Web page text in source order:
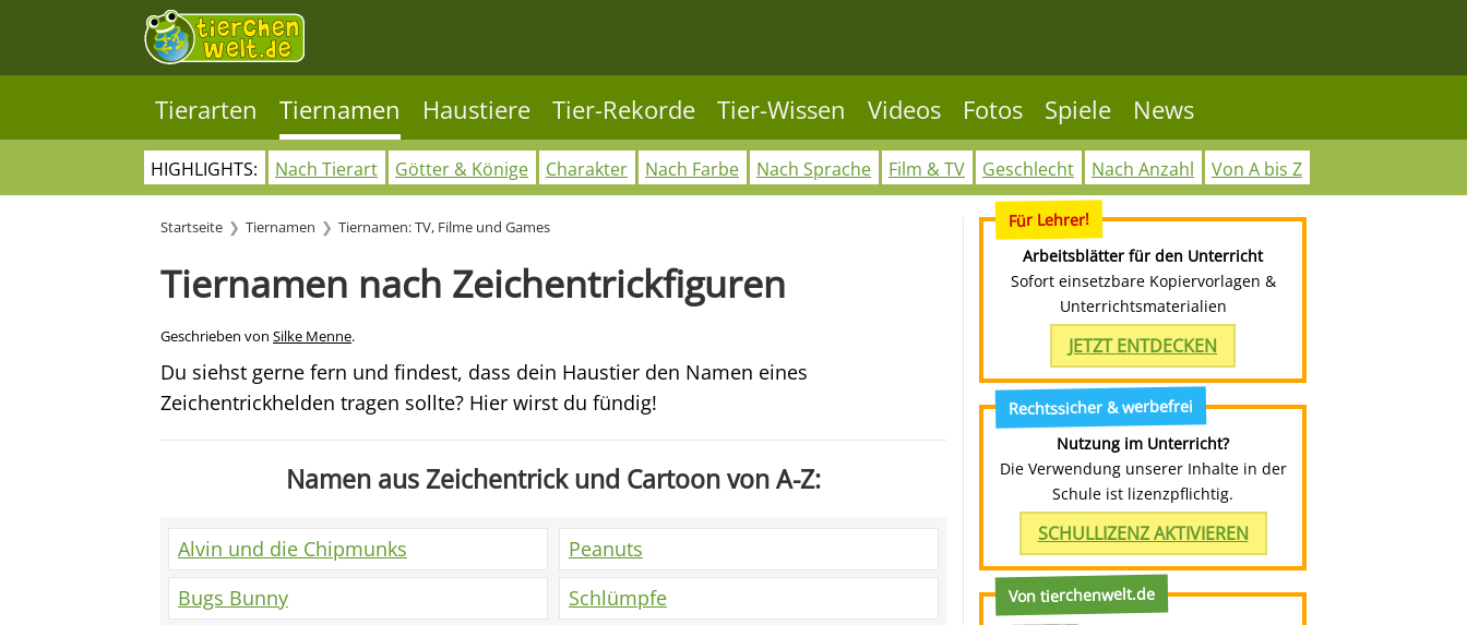
Tierarten Tiernamen Haustiere Tier-Rekorde Tier-Wissen Videos Fotos Spiele News
HIGHLIGHTS: Nach Tierart Götter & Könige Charakter Nach Farbe Nach Sprache Film & TV Geschlecht Nach Anzahl Von A bis Z
Startseite Tiernamen Tiernamen: TV, Filme und Games
Tiernamen nach Zeichentrickfiguren
Geschrieben von Silke Menne.
Du siehst gerne fern und findest, dass dein Haustier den Namen eines
Zeichentrickhelden tragen sollte? Hier wirst du fündig!
Namen aus Zeichentrick und Cartoon von A-Z:
Alvin und die Chipmunks
Bugs Bunny
Peanuts
Schlümpfe
Für Lehrer!
Arbeitsblätter für den Unterricht
Sofort einsetzbare Kopiervorlagen &
Unterrichtsmaterialien
JETZT ENTDECKEN
Rechtssicher & werbefrei
Nutzung im Unterricht?
Die Verwendung unserer Inhalte in der
Schule ist lizenzpflichtig.
SCHULLIZENZ AKTIVIEREN
Von tierchenwelt.de